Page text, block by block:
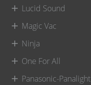
Lucid Sound
Magic Vac
Ninja
One For All
Panasonic-Panalight